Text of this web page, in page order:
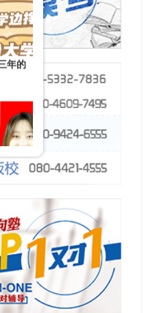
年的
到早
丽升
本读